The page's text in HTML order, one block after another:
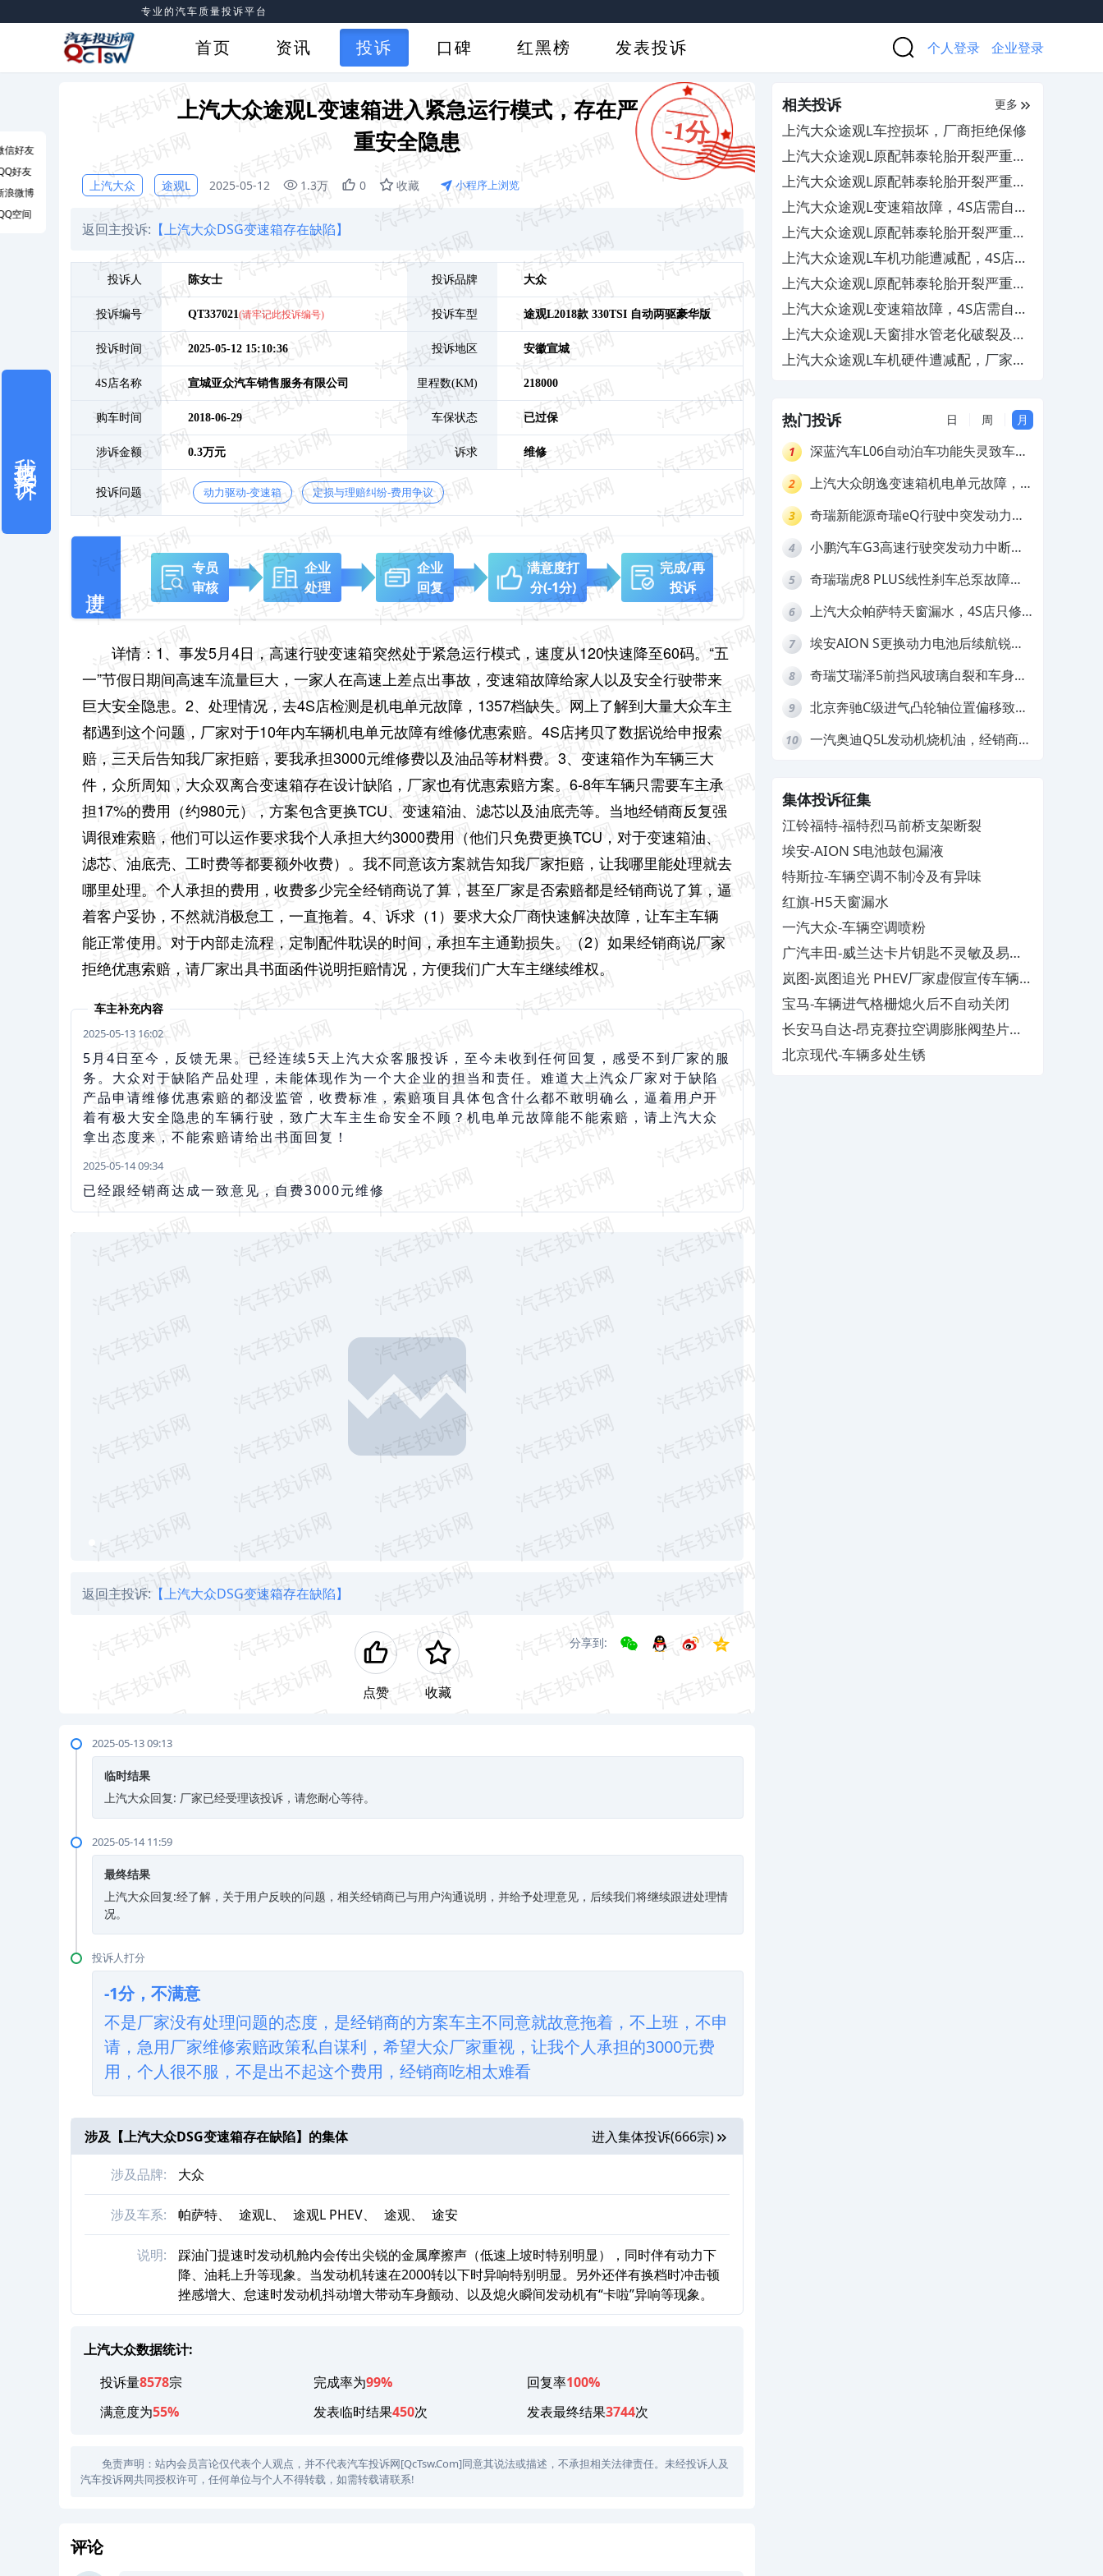
专业的汽车质量投诉平台
首页 资讯 投诉 口碑 红黑榜 发表投诉 个人登录 企业登录
-1分
上汽大众途观L变速箱进入紧急运行模式，存在严
重安全隐患
上汽大众 途观L 2025-05-12 1.3万 0 收藏 小程序上浏览
返回主投诉: 【上汽大众DSG变速箱存在缺陷】
投诉人 陈女士 投诉品牌 大众
投诉编号 QT337021(请牢记此投诉编号) 投诉车型 途观L2018款 330TSI 自动两驱豪华版
投诉时间 2025-05-12 15:10:36 投诉地区 安徽宣城
4S店名称 宣城亚众汽车销售服务有限公司 里程数(KM) 218000
购车时间 2018-06-29 车保状态 已过保
涉诉金额 0.3万元 诉求 维修
投诉问题 动力驱动-变速箱 定损与理赔纠纷-费用争议
专员
审核
企业
处理
企业
回复
满意度打
分(-1分)
完成/再
投诉
详情：1、事发5月4日，高速行驶变速箱突然处于紧急运行模式，速度从120快速降至60码。“五
一”节假日期间高速车流量巨大，一家人在高速上差点出事故，变速箱故障给家人以及安全行驶带来
巨大安全隐患。2、处理情况，去4S店检测是机电单元故障，1357档缺失。网上了解到大量大众车主
都遇到这个问题，厂家对于10年内车辆机电单元故障有维修优惠索赔。4S店拷贝了数据说给申报索
赔，三天后告知我厂家拒赔，要我承担3000元维修费以及油品等材料费。3、变速箱作为车辆三大
件，众所周知，大众双离合变速箱存在设计缺陷，厂家也有优惠索赔方案。6-8年车辆只需要车主承
担17%的费用（约980元），方案包含更换TCU、变速箱油、滤芯以及油底壳等。当地经销商反复强
调很难索赔，他们可以运作要求我个人承担大约3000费用（他们只免费更换TCU，对于变速箱油、
滤芯、油底壳、工时费等都要额外收费）。我不同意该方案就告知我厂家拒赔，让我哪里能处理就去
哪里处理。个人承担的费用，收费多少完全经销商说了算，甚至厂家是否索赔都是经销商说了算，逼
着客户妥协，不然就消极怠工，一直拖着。 4、诉求（1）要求大众厂商快速解决故障，让车主车辆
能正常使用。对于内部走流程，定制配件耽误的时间，承担车主通勤损失。（2）如果经销商说厂家
拒绝优惠索赔，请厂家出具书面函件说明拒赔情况，方便我们广大车主继续维权。
车主补充内容
2025-05-13 16:02
5月4日至今，反馈无果。已经连续5天上汽大众客服投诉，至今未收到任何回复，感受不到厂家的服
务。大众对于缺陷产品处理，未能体现作为一个大企业的担当和责任。难道大上汽众厂家对于缺陷
产品申请维修优惠索赔的都没监管，收费标准，索赔项目具体包含什么都不敢明确么，逼着用户开
着有极大安全隐患的车辆行驶，致广大车主生命安全不顾？机电单元故障能不能索赔，请上汽大众
拿出态度来，不能索赔请给出书面回复！
2025-05-14 09:34
已经跟经销商达成一致意见，自费3000元维修
返回主投诉: 【上汽大众DSG变速箱存在缺陷】
点赞 收藏
分享到:
2025-05-13 09:13
临时结果
上汽大众回复: 厂家已经受理该投诉，请您耐心等待。
2025-05-14 11:59
最终结果
上汽大众回复:经了解，关于用户反映的问题，相关经销商已与用户沟通说明，并给予处理意见，后续我们将继续跟进处理情
况。
投诉人打分
-1分，不满意
不是厂家没有处理问题的态度，是经销商的方案车主不同意就故意拖着，不上班，不申
请，急用厂家维修索赔政策私自谋利，希望大众厂家重视，让我个人承担的3000元费
用，个人很不服，不是出不起这个费用，经销商吃相太难看
涉及【上汽大众DSG变速箱存在缺陷】的集体 进入集体投诉(666宗)
涉及品牌: 大众
涉及车系: 帕萨特、 途观L、 途观L PHEV、 途观、 途安
说明:
踩油门提速时发动机舱内会传出尖锐的金属摩擦声（低速上坡时特别明显），同时伴有动力下
降、油耗上升等现象。当发动机转速在2000转以下时异响特别明显。另外还伴有换档时冲击顿
挫感增大、怠速时发动机抖动增大带动车身颤动、以及熄火瞬间发动机有“卡啦”异响等现象。
上汽大众数据统计:
投诉量8578宗 完成率为99% 回复率100%
满意度为55% 发表临时结果450次 发表最终结果3744次
免责声明：站内会员言论仅代表个人观点，并不代表汽车投诉网[QcTsw.Com]同意其说法或描述，不承担相关法律责任。未经投诉人及
汽车投诉网共同授权许可，任何单位与个人不得转载，如需转载请联系!
评论
相关投诉 更多
上汽大众途观L车控损坏，厂商拒绝保修
上汽大众途观L原配韩泰轮胎开裂严重，
厂商拒绝质保
上汽大众途观L原配韩泰轮胎开裂严重，
厂家拒绝质保
上汽大众途观L变速箱故障，4S店需自费
维修
上汽大众途观L原配韩泰轮胎开裂严重，
厂商不予理赔
上汽大众途观L车机功能遭减配，4S店敷
衍推诿拒不处理
上汽大众途观L原配韩泰轮胎开裂严重，
厂商拒绝质保
上汽大众途观L变速箱故障，4S店需自费
维修
上汽大众途观L天窗排水管老化破裂及脱
落，导致车内进水
上汽大众途观L车机硬件遭减配，厂家协
热门投诉 日 周 月
1
深蓝汽车L06自动泊车功能失灵致车辆
2
上汽大众朗逸变速箱机电单元故障，厂
3
奇瑞新能源奇瑞eQ行驶中突发动力受
拒绝三电质保
4
小鹏汽车G3高速行驶突发动力中断，
5
奇瑞瑞虎8 PLUS线性刹车总泵故障，
6
上汽大众帕萨特天窗漏水，4S店只修
7
埃安AION S更换动力电池后续航锐
8
奇瑞艾瑞泽5前挡风玻璃自裂和车身多
9
北京奔驰C级进气凸轮轴位置偏移致发
10
一汽奥迪Q5L发动机烧机油，经销商推
集体投诉征集
江铃福特-福特烈马前桥支架断裂
埃安-AION S电池鼓包漏液
特斯拉-车辆空调不制冷及有异味
红旗-H5天窗漏水
一汽大众-车辆空调喷粉
广汽丰田-威兰达卡片钥匙不灵敏及易消
磁
岚图-岚图追光 PHEV厂家虚假宣传车辆配
置与功能
宝马-车辆进气格栅熄火后不自动关闭
长安马自达-昂克赛拉空调膨胀阀垫片生
锈
北京现代-车辆多处生锈
信好友
好友
浪微博
空间